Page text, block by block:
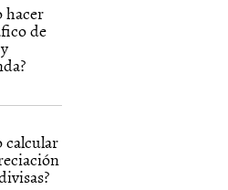
hacer
de
calcular